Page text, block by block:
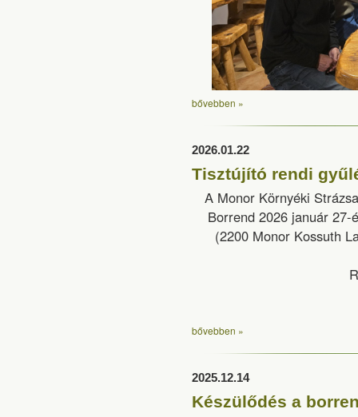
bővebben »
2026.01.22
Tisztújító rendi
A Monor Környéki
Borrend 2026 január
(2200 Monor Kossuth
bővebben »
2025.12.14
Készülődés a